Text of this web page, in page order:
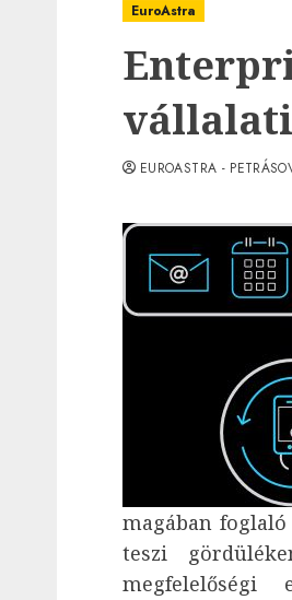
EuroAstra
EUROASTRA -
magában
teszi
megfelelőségi